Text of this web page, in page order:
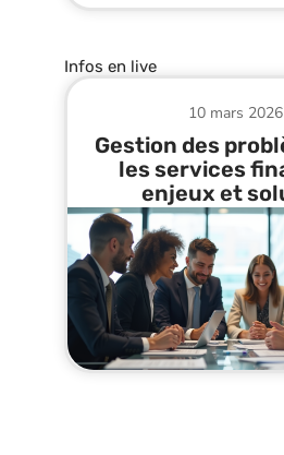
Infos en live
10 mars 2026
Gestion des
les services
enjeux et